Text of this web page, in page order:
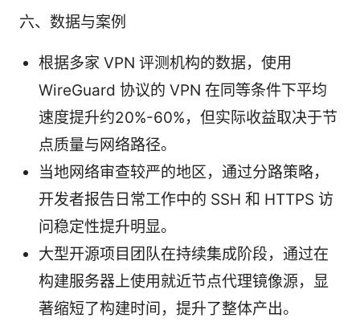
六、数据与案例
根据多家 VPN 评测机构的数据，使用
WireGuard 协议的 VPN 在同等条件下平均
速度提升约20%-60%，但实际收益取决于节
点质量与网络路径。
当地网络审查较严的地区，通过分路策略，
开发者报告日常工作中的 SSH 和 HTTPS 访
问稳定性提升明显。
大型开源项目团队在持续集成阶段，通过在
构建服务器上使用就近节点代理镜像源，显
著缩短了构建时间，提升了整体产出。